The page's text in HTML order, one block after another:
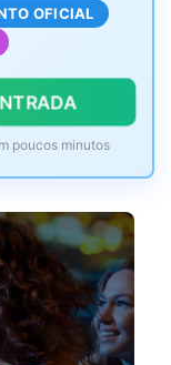
OFICIAL
poucos minutos